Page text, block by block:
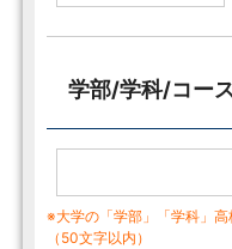
学部/学科/コー
※大学の「学部」「学科」
（50文字以内）